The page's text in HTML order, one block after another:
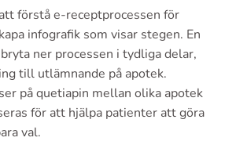
förstå e-receptprocessen för
infografik som visar stegen. En
ner processen i tydliga delar,
till utlämnande på apotek.
på quetiapin mellan olika apotek
för att hjälpa patienter att göra
val.